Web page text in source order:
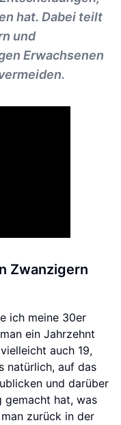
hat. Dabei teilt
und
Erwachsenen
Zwanzigern
ich meine 30er
ein Jahrzehnt
auch 19,
natürlich, auf das
und darüber
gemacht hat, was
zurück in der